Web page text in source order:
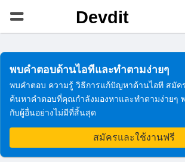
Devdit
พบคำตอบด้านไอทีและทำตามง่ายๆ
พบคำตอบ ความรู้ วิธีการแก้ปัญหาด้านไอที สมัค
ค้นหาคำตอบที่คุณกำลังมองหาและทำตามง่ายๆ
กับผู้อื่นอย่างไม่มีที่สิ้นสุด
สมัครและใช้งานฟรี